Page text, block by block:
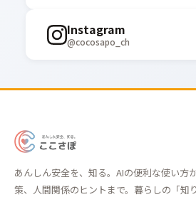
Instagram
@cocosapo_ch
あ
ん
し
あんしん安全を、知る。AIの便利な使い方
策、人間関係のヒントまで。暮らしの「知